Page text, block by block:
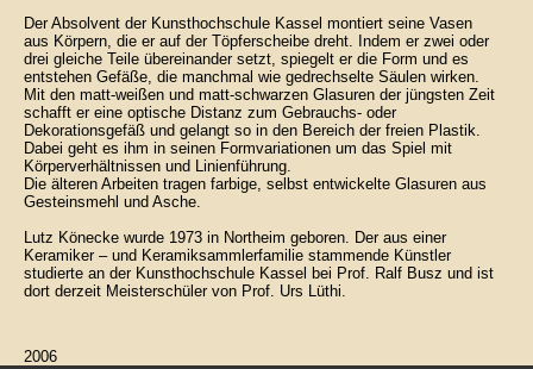
Der Absolvent der Kunsthochschule Kassel montiert seine Vasen
aus Körpern, die er auf der Töpferscheibe dreht. Indem er zwei oder
drei gleiche Teile übereinander setzt, spiegelt er die Form und es
entstehen Gefäße, die manchmal wie gedrechselte Säulen wirken.
Mit den matt-weißen und matt-schwarzen Glasuren der jüngsten Zeit
schafft er eine optische Distanz zum Gebrauchs- oder
Dekorationsgefäß und gelangt so in den Bereich der freien Plastik.
Dabei geht es ihm in seinen Formvariationen um das Spiel mit
Körperverhältnissen und Linienführung.
Die älteren Arbeiten tragen farbige, selbst entwickelte Glasuren aus
Gesteinsmehl und Asche.
Lutz Könecke wurde 1973 in Northeim geboren. Der aus einer
Keramiker – und Keramiksammlerfamilie stammende Künstler
studierte an der Kunsthochschule Kassel bei Prof. Ralf Busz und ist
dort derzeit Meisterschüler von Prof. Urs Lüthi.
2006